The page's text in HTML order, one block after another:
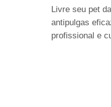
Livre seu pet
antipulgas
profissional e